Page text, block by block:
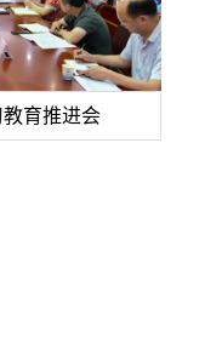
育推进会